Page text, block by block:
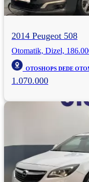
2014 Peugeot 508
Otomatik, Dizel,
OTOSHOPS DEDE
1.070.000